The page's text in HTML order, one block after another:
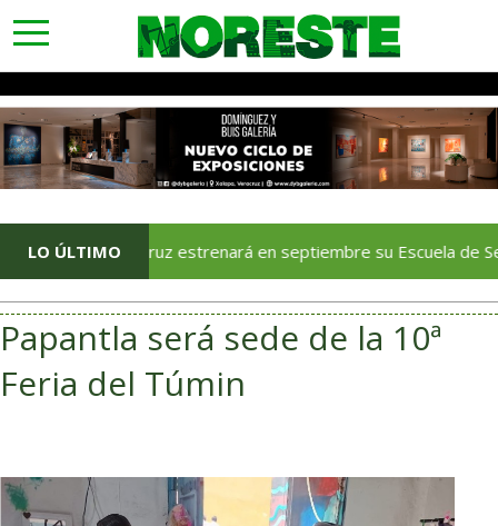
toggle
navigation
LO ÚLTIMO
Veracruz estrenará en septiembre su Escuela de Servicios
Papantla será sede de la 10ª
Feria del Túmin